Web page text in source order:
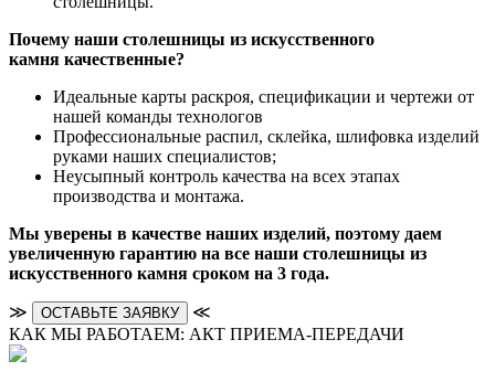
Почему наши столешницы из искусственного
камня качественные?
Идеальные карты раскроя, спецификации и чертежи от
нашей команды технологов
Профессиональные распил, склейка, шлифовка изделий
руками наших специалистов;
Неусыпный контроль качества на всех этапах
производства и монтажа.
Мы уверены в качестве наших изделий, поэтому даем
увеличенную гарантию на все наши столешницы из
искусственного камня сроком на 3 года.
≫ ОСТАВЬТЕ ЗАЯВКУ
≪
КАК МЫ РАБОТАЕМ: АКТ ПРИЕМА-ПЕРЕДАЧИ